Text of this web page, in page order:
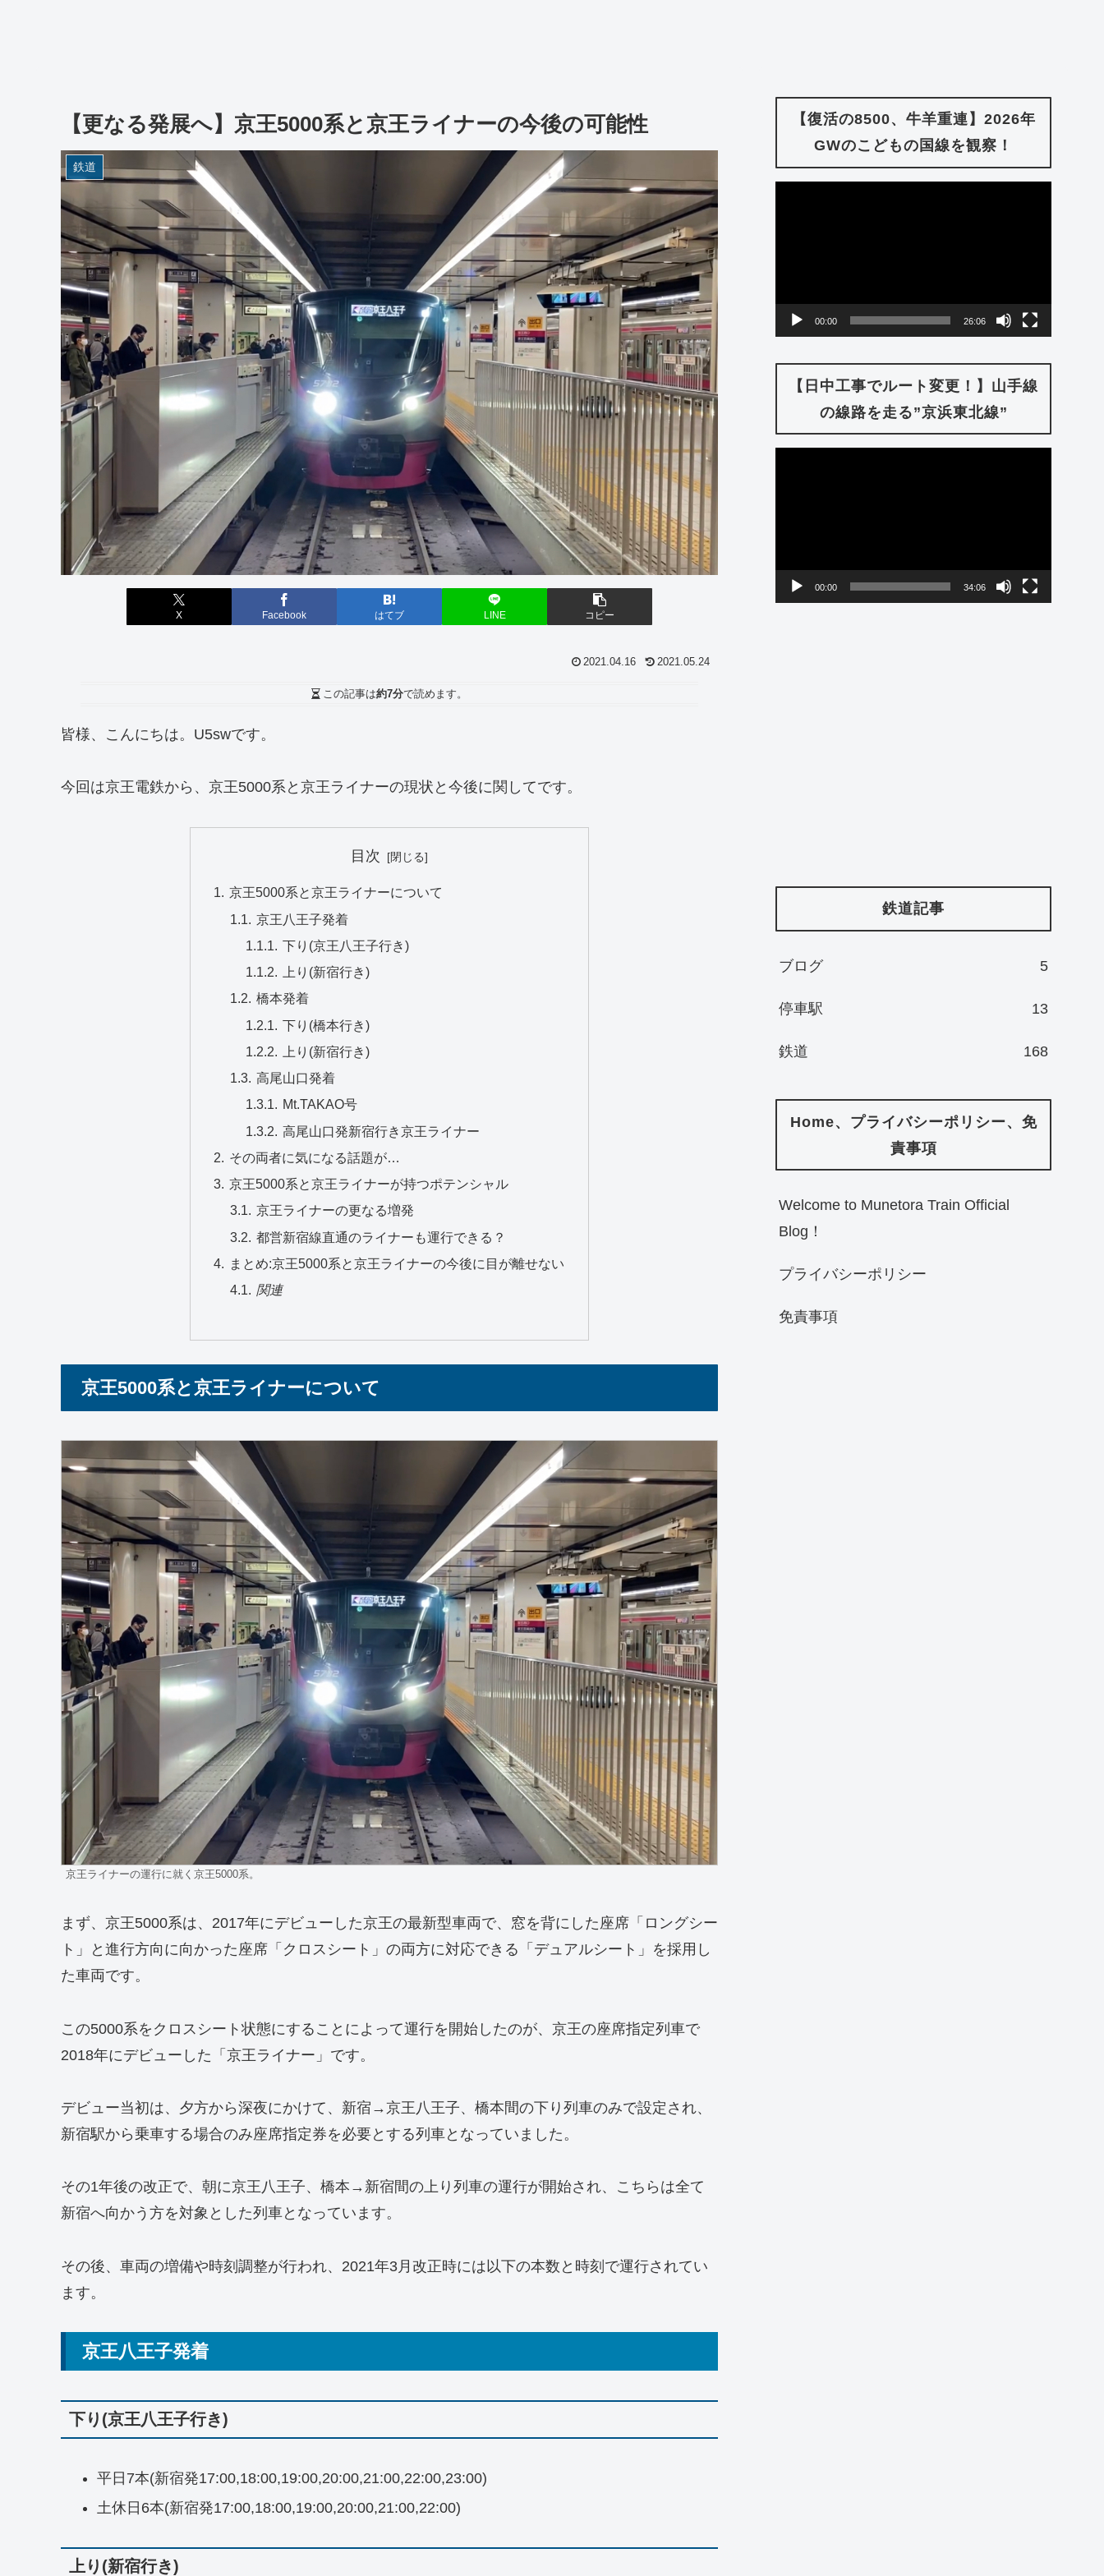
【更なる発展へ】京王5000系と京王ライナーの今後の可能性
鉄道
X Facebook はてブ LINE コピー
2021.04.16 2021.05.24
この記事は約7分で読めます。
皆様、こんにちは。U5swです。
今回は京王電鉄から、京王5000系と京王ライナーの現状と今後に関してです。
目次
京王5000系と京王ライナーについて
京王八王子発着
下り(京王八王子行き)
上り(新宿行き)
橋本発着
下り(橋本行き)
上り(新宿行き)
高尾山口発着
Mt.TAKAO号
高尾山口発新宿行き京王ライナー
その両者に気になる話題が…
京王5000系と京王ライナーが持つポテンシャル
京王ライナーの更なる増発
都営新宿線直通のライナーも運行できる？
まとめ:京王5000系と京王ライナーの今後に目が離せない
関連
京王5000系と京王ライナーについて
京王ライナーの運行に就く京王5000系。
まず、京王5000系は、2017年にデビューした京王の最新型車両で、窓を背にした座席「ロングシー
ト」と進行方向に向かった座席「クロスシート」の両方に対応できる「デュアルシート」を採用し
た車両です。
この5000系をクロスシート状態にすることによって運行を開始したのが、京王の座席指定列車で
2018年にデビューした「京王ライナー」です。
デビュー当初は、夕方から深夜にかけて、新宿→京王八王子、橋本間の下り列車のみで設定され、
新宿駅から乗車する場合のみ座席指定券を必要とする列車となっていました。
その1年後の改正で、朝に京王八王子、橋本→新宿間の上り列車の運行が開始され、こちらは全て
新宿へ向かう方を対象とした列車となっています。
その後、車両の増備や時刻調整が行われ、2021年3月改正時には以下の本数と時刻で運行されてい
ます。
京王八王子発着
下り(京王八王子行き)
平日7本(新宿発17:00,18:00,19:00,20:00,21:00,22:00,23:00)
土休日6本(新宿発17:00,18:00,19:00,20:00,21:00,22:00)
上り(新宿行き)
【復活の8500、牛羊重連】2026年
GWのこどもの国線を観察！
00:00 26:06
【日中工事でルート変更！】山手線
の線路を走る”京浜東北線”
00:00 34:06
鉄道記事
ブログ 5
停車駅 13
鉄道 168
Home、プライバシーポリシー、免
責事項
Welcome to Munetora Train Official
Blog！
プライバシーポリシー
免責事項